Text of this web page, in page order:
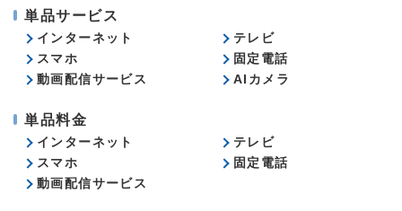
単品サービス
インターネット
テレビ
スマホ
固定電話
動画配信サービス
AIカメラ
単品料金
インターネット
テレビ
スマホ
固定電話
動画配信サービス